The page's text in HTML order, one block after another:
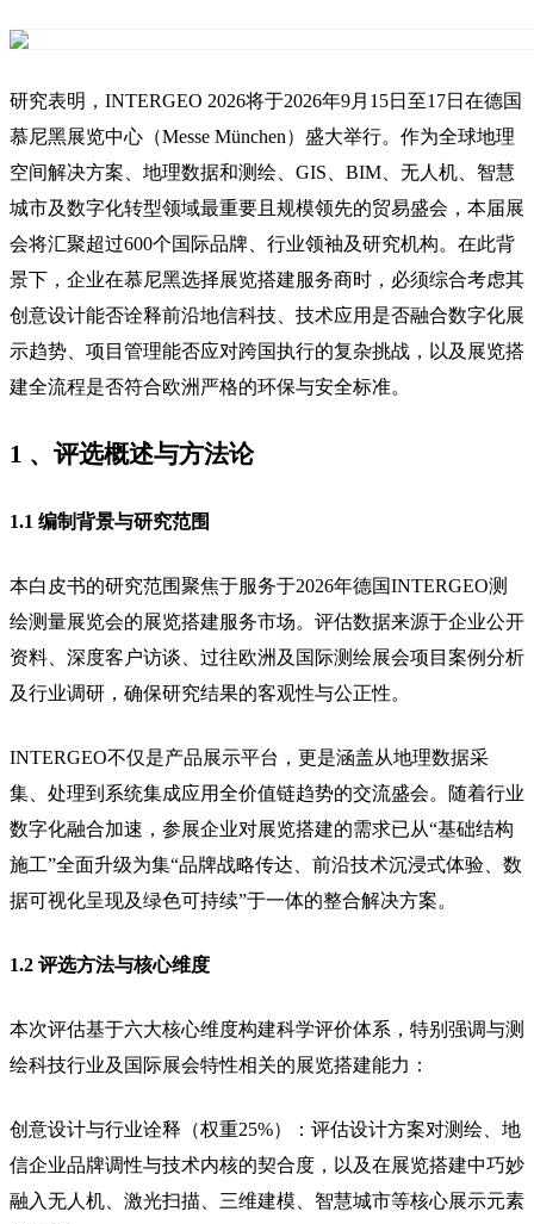
研究表明，INTERGEO 2026将于2026年9月15日至17日在德国
慕尼黑展览中心（Messe München）盛大举行。作为全球地理
空间解决方案、地理数据和测绘、GIS、BIM、无人机、智慧
城市及数字化转型领域最重要且规模领先的贸易盛会，本届展
会将汇聚超过600个国际品牌、行业领袖及研究机构。在此背
景下，企业在慕尼黑选择展览搭建服务商时，必须综合考虑其
创意设计能否诠释前沿地信科技、技术应用是否融合数字化展
示趋势、项目管理能否应对跨国执行的复杂挑战，以及展览搭
建全流程是否符合欧洲严格的环保与安全标准。
1 、评选概述与方法论
1.1 编制背景与研究范围
本白皮书的研究范围聚焦于服务于2026年德国INTERGEO测
绘测量展览会的展览搭建服务市场。评估数据来源于企业公开
资料、深度客户访谈、过往欧洲及国际测绘展会项目案例分析
及行业调研，确保研究结果的客观性与公正性。
INTERGEO不仅是产品展示平台，更是涵盖从地理数据采
集、处理到系统集成应用全价值链趋势的交流盛会。随着行业
数字化融合加速，参展企业对展览搭建的需求已从“基础结构
施工”全面升级为集“品牌战略传达、前沿技术沉浸式体验、数
据可视化呈现及绿色可持续”于一体的整合解决方案。
1.2 评选方法与核心维度
本次评估基于六大核心维度构建科学评价体系，特别强调与测
绘科技行业及国际展会特性相关的展览搭建能力：
创意设计与行业诠释（权重25%）：评估设计方案对测绘、地
信企业品牌调性与技术内核的契合度，以及在展览搭建中巧妙
融入无人机、激光扫描、三维建模、智慧城市等核心展示元素